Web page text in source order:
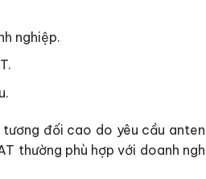
nghiệp.
đối cao do yêu cầu
thường phù hợp với doanh